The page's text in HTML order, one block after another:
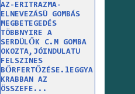
AZ-ERITRAZMA-
ELNEVEZÁSÜ GOMBÁS
MEGBETEGEDÉS
TÖBBNYIRE A
SERDÜLŐK C.M GOMBA
OKOZTA,JÓINDULATU
FELSZINES
BŐRFERTŐZÉSE.lEGGYA
KRABBAN AZ
ÖSSZEFE...